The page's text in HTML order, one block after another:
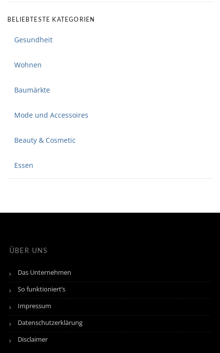
BELIEBTESTE KATEGORIEN
Gesundheit
Wohnen
Baumärkte
Mode und Accessoires
Beauty & Cosmetic
Essen
ÜBER UNS
Das Unternehmen
So funktioniert’s
Impressum
Datenschutzerklärung
Disclaimer